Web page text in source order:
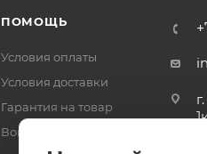
ПОМОЩЬ
Условия оплаты
Условия доставки
Гарантия на товар
Вопрос-ответ